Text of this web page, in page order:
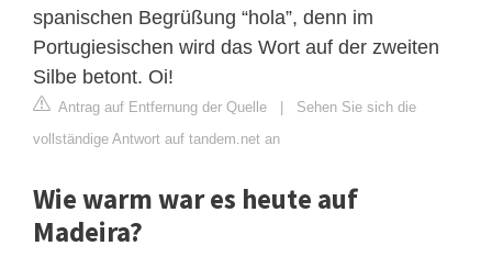
spanischen Begrüßung “hola”, denn im
Portugiesischen wird das Wort auf der zweiten
Silbe betont. Oi!
Antrag auf Entfernung der Quelle | Sehen Sie sich die
vollständige Antwort auf tandem.net an
Wie warm war es heute auf
Madeira?